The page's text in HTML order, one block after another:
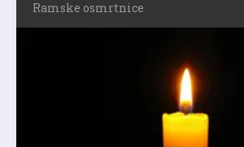
Ramske osmrtnice